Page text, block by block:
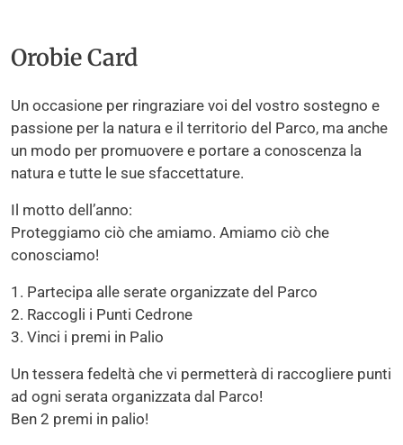
Orobie Card
Un occasione per ringraziare voi del vostro sostegno e
passione per la natura e il territorio del Parco, ma anche
un modo per promuovere e portare a conoscenza la
natura e tutte le sue sfaccettature.
Il motto dell’anno:
Proteggiamo ciò che amiamo. Amiamo ciò che
conosciamo!
1. Partecipa alle serate organizzate del Parco
2. Raccogli i Punti Cedrone
3. Vinci i premi in Palio
Un tessera fedeltà che vi permetterà di raccogliere punti
ad ogni serata organizzata dal Parco!
Ben 2 premi in palio!